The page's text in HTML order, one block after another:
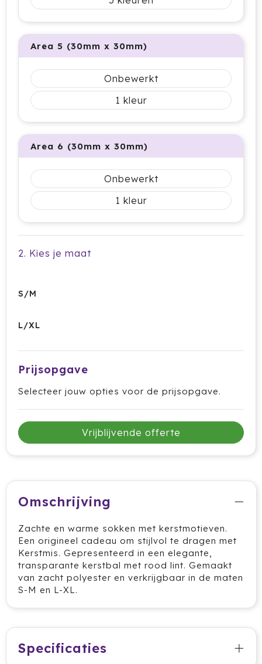
Jobman
Join The Pipe
JournalBooks
Kambukka
Karst
KING
Klean Kanteen
Kodak
Kooduu
Larq
MagLite
Mentos
Moleskine
MOYU
Muse
Norländer
Ocean Bottle
Oma's Brievenbustaart
Opinel
Oxious
Area 5 (30mm x 30mm)
Onbewerkt
1
Area 6 (30mm x 30mm)
Onbewerkt
1
2. Kies je maat
S/M
L/XL
Prijsopgave
Selecteer jouw opties voor de prijsopgave.
Vrijblijvende offerte
Omschrijving
Zachte en warme sokken met kerstmotieven.
Een origineel cadeau om stijlvol te dragen met
Kerstmis. Gepresenteerd in een elegante,
transparante kerstbal met rood lint. Gemaakt
van zacht polyester en verkrijgbaar in de maten
S-M en L-XL.
Specificaties